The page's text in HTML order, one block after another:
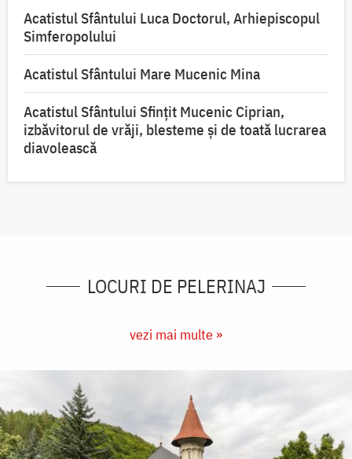
Acatistul Sfântului Luca Doctorul, Arhiepiscopul
Simferopolului
Acatistul Sfântului Mare Mucenic Mina
Acatistul Sfântului Sfințit Mucenic Ciprian,
izbăvitorul de vrăji, blesteme și de toată lucrarea
diavolească
LOCURI DE PELERINAJ
vezi mai multe »